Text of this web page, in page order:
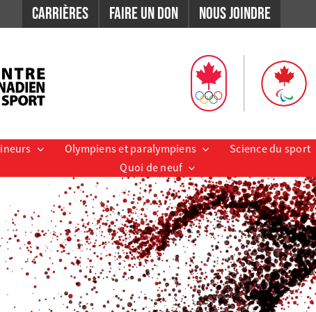
Carrières Faire un don Nous Joindre
Olympiens et paralympiens Science du sport
Quoi de neuf